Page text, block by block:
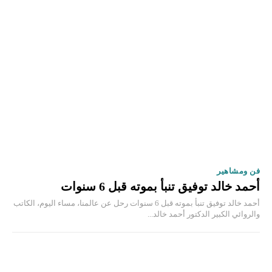
فن ومشاهير
أحمد خالد توفيق تنبأ بموته قبل 6 سنوات
أحمد خالد توفيق تنبأ بموته قبل 6 سنوات رحل عن عالمنا، مساء اليوم، الكاتب
والروائي الكبير الدكتور أحمد خالد...